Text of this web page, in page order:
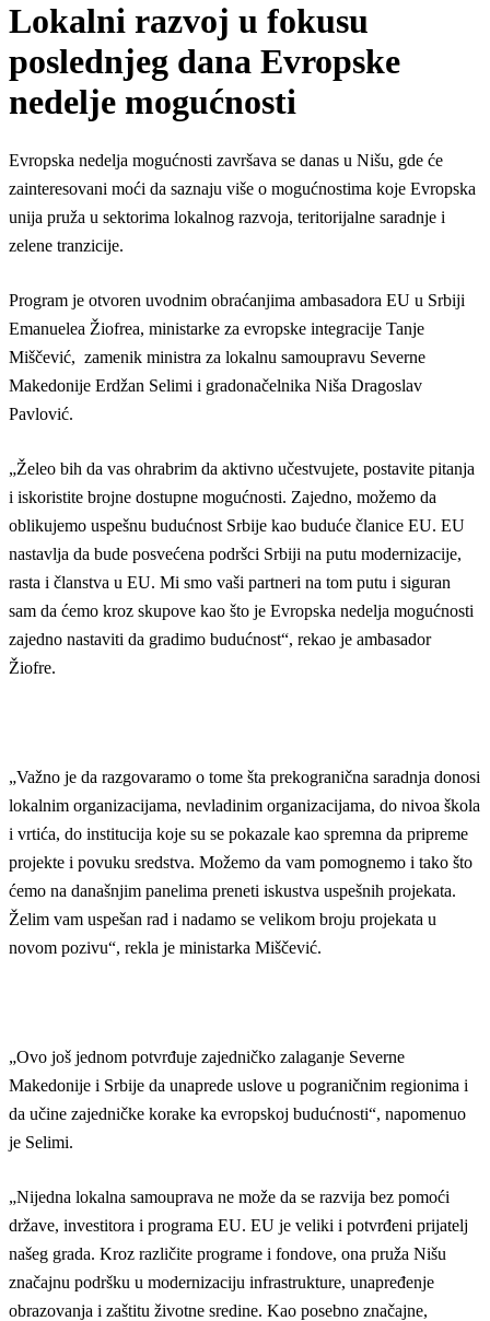
Lokalni razvoj u fokusu
poslednjeg dana Evropske
nedelje mogućnosti
Evropska nedelja mogućnosti završava se danas u Nišu, gde će
zainteresovani moći da saznaju više o mogućnostima koje Evropska
unija pruža u sektorima lokalnog razvoja, teritorijalne saradnje i
zelene tranzicije.
Program je otvoren uvodnim obraćanjima ambasadora EU u Srbiji
Emanuelea Žiofrea, ministarke za evropske integracije Tanje
Miščević, zamenik ministra za lokalnu samoupravu Severne
Makedonije Erdžan Selimi i gradonačelnika Niša Dragoslav
Pavlović.
„Želeo bih da vas ohrabrim da aktivno učestvujete, postavite pitanja
i iskoristite brojne dostupne mogućnosti. Zajedno, možemo da
oblikujemo uspešnu budućnost Srbije kao buduće članice EU. EU
nastavlja da bude posvećena podršci Srbiji na putu modernizacije,
rasta i članstva u EU. Mi smo vaši partneri na tom putu i siguran
sam da ćemo kroz skupove kao što je Evropska nedelja mogućnosti
zajedno nastaviti da gradimo budućnost“, rekao je ambasador
Žiofre.
„Važno je da razgovaramo o tome šta prekogranična saradnja donosi
lokalnim organizacijama, nevladinim organizacijama, do nivoa škola
i vrtića, do institucija koje su se pokazale kao spremna da pripreme
projekte i povuku sredstva. Možemo da vam pomognemo i tako što
ćemo na današnjim panelima preneti iskustva uspešnih projekata.
Želim vam uspešan rad i nadamo se velikom broju projekata u
novom pozivu“, rekla je ministarka Miščević.
„Ovo još jednom potvrđuje zajedničko zalaganje Severne
Makedonije i Srbije da unaprede uslove u pograničnim regionima i
da učine zajedničke korake ka evropskoj budućnosti“, napomenuo
je Selimi.
„Nijedna lokalna samouprava ne može da se razvija bez pomoći
države, investitora i programa EU. EU je veliki i potvrđeni prijatelj
našeg grada. Kroz različite programe i fondove, ona pruža Nišu
značajnu podršku u modernizaciju infrastrukture, unapređenje
obrazovanja i zaštitu životne sredine. Kao posebno značajne,